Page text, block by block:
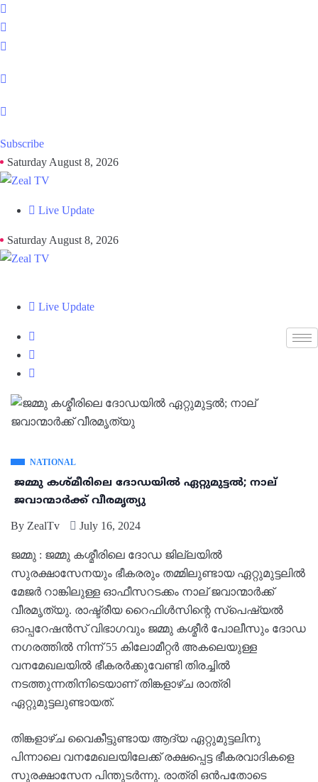
Subscribe
Saturday August 8, 2026
Live Update
Saturday August 8, 2026
Live Update
NATIONAL
ജമ്മു കശ്മീരിലെ ദോഡയില്‍ ഏറ്റുമുട്ടല്‍; നാല്
ജവാന്മാർക്ക് വീരമൃത്യു
By ZealTv July 16, 2024
ജമ്മു : ജമ്മു കശ്മീരിലെ ദോഡ ജില്ലയില്‍
സുരക്ഷാസേനയും ഭീകരരും തമ്മിലുണ്ടായ ഏറ്റുമുട്ടലില്‍
മേജർ റാങ്കിലുള്ള ഓഫീസറടക്കം നാല് ജവാന്മാർക്ക്
വീരമൃത്യു. രാഷ്ട്രീയ റൈഫിള്‍സിന്റെ സ്പെഷ്യല്‍
ഓപ്പറേഷൻസ് വിഭാഗവും ജമ്മു കശ്മീർ പോലീസും ദോഡ
നഗരത്തില്‍ നിന്ന് 55 കിലോമീറ്റർ അകലെയുള്ള
വനമേഖലയില്‍ ഭീകരർക്കുവേണ്ടി തിരച്ചില്‍
നടത്തുന്നതിനിടെയാണ് തിങ്കളാഴ്ച രാത്രി
ഏറ്റുമുട്ടലുണ്ടായത്.
തിങ്കളാഴ്ച വൈകീട്ടുണ്ടായ ആദ്യ ഏറ്റുമുട്ടലിനു
പിന്നാലെ വനമേഖലയിലേക്ക് രക്ഷപ്പെട്ട ഭീകരവാദികളെ
സുരക്ഷാസേന പിന്തുടർന്നു. രാത്രി ഒൻപതോടെ